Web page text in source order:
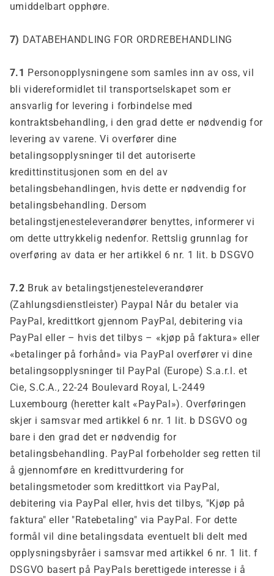
umiddelbart opphøre.
7) DATABEHANDLING FOR ORDREBEHANDLING
7.1 Personopplysningene som samles inn av oss, vil
bli videreformidlet til transportselskapet som er
ansvarlig for levering i forbindelse med
kontraktsbehandling, i den grad dette er nødvendig for
levering av varene. Vi overfører dine
betalingsopplysninger til det autoriserte
kredittinstitusjonen som en del av
betalingsbehandlingen, hvis dette er nødvendig for
betalingsbehandling. Dersom
betalingstjenesteleverandører benyttes, informerer vi
om dette uttrykkelig nedenfor. Rettslig grunnlag for
overføring av data er her artikkel 6 nr. 1 lit. b DSGVO
7.2 Bruk av betalingstjenesteleverandører
(Zahlungsdienstleister) Paypal Når du betaler via
PayPal, kredittkort gjennom PayPal, debitering via
PayPal eller – hvis det tilbys – «kjøp på faktura» eller
«betalinger på forhånd» via PayPal overfører vi dine
betalingsopplysninger til PayPal (Europe) S.a.r.l. et
Cie, S.C.A., 22-24 Boulevard Royal, L-2449
Luxembourg (heretter kalt «PayPal»). Overføringen
skjer i samsvar med artikkel 6 nr. 1 lit. b DSGVO og
bare i den grad det er nødvendig for
betalingsbehandling. PayPal forbeholder seg retten til
å gjennomføre en kredittvurdering for
betalingsmetoder som kredittkort via PayPal,
debitering via PayPal eller, hvis det tilbys, "Kjøp på
faktura" eller "Ratebetaling" via PayPal. For dette
formål vil dine betalingsdata eventuelt bli delt med
opplysningsbyråer i samsvar med artikkel 6 nr. 1 lit. f
DSGVO basert på PayPals berettigede interesse i å